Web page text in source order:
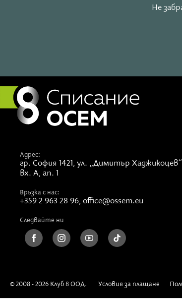
Не
Адрес:
гр. София 1421, ул. „Димитър Хаджикоцев“
вх. А, ап. 1
Връзка с нас:
+359 2 963 28 96,office@ossem.eu
Следвайте ни
© 2008 - 2026 Клуб 8 ООД. Условия за плащане